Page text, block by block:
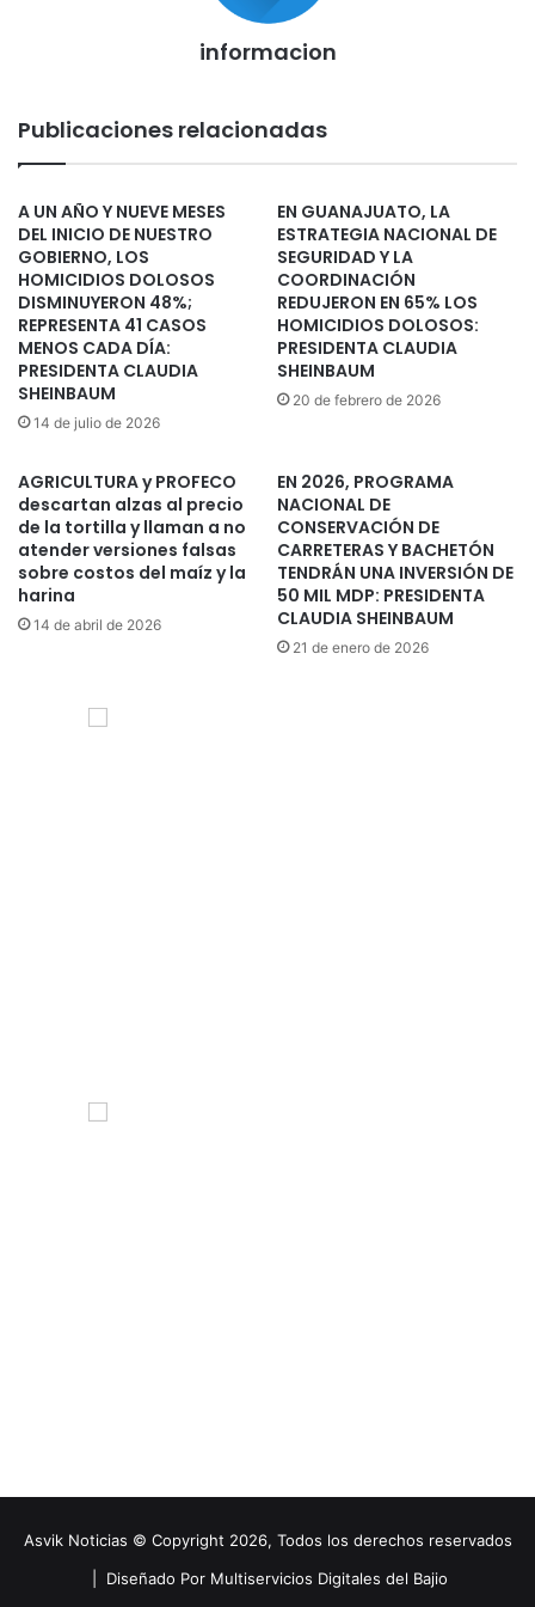
informacion
Publicaciones relacionadas
A UN AÑO Y NUEVE MESES
DEL INICIO DE NUESTRO
GOBIERNO, LOS
HOMICIDIOS DOLOSOS
DISMINUYERON 48%;
REPRESENTA 41 CASOS
MENOS CADA DÍA:
PRESIDENTA CLAUDIA
SHEINBAUM
14 de julio de 2026
EN GUANAJUATO, LA
ESTRATEGIA NACIONAL DE
SEGURIDAD Y LA
COORDINACIÓN
REDUJERON EN 65% LOS
HOMICIDIOS DOLOSOS:
PRESIDENTA CLAUDIA
SHEINBAUM
20 de febrero de 2026
AGRICULTURA y PROFECO
descartan alzas al precio
de la tortilla y llaman a no
atender versiones falsas
sobre costos del maíz y la
harina
14 de abril de 2026
EN 2026, PROGRAMA
NACIONAL DE
CONSERVACIÓN DE
CARRETERAS Y BACHETÓN
TENDRÁN UNA INVERSIÓN DE
50 MIL MDP: PRESIDENTA
CLAUDIA SHEINBAUM
21 de enero de 2026
Asvik Noticias © Copyright 2026, Todos los derechos reservados
Diseñado Por Multiservicios Digitales del Bajio